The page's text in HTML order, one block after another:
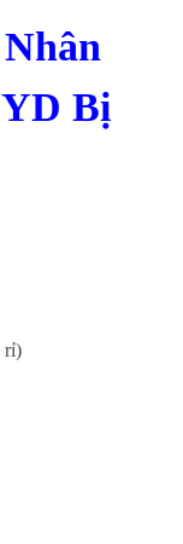
Bị
rỉ)